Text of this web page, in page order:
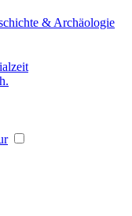
& Archäologie